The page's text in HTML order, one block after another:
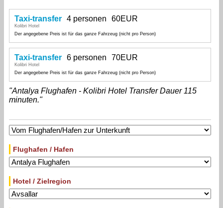
Taxi-transfer
Kolibri Hotel
4 personen 60EUR
Der angegebene Preis ist für das ganze Fahrzeug (nicht pro Person)
Taxi-transfer
Kolibri Hotel
6 personen 70EUR
Der angegebene Preis ist für das ganze Fahrzeug (nicht pro Person)
"Antalya Flughafen - Kolibri Hotel Transfer Dauer 115
minuten."
Flughafen / Hafen
Hotel / Zielregion